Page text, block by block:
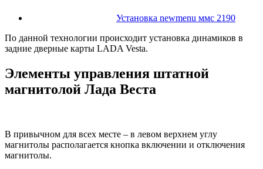
Установка newmenu ммс 2190
По данной технологии происходит установка динамиков в
задние дверные карты LADA Vesta.
Элементы управления штатной
магнитолой Лада Веста
В привычном для всех месте – в левом верхнем углу
магнитолы располагается кнопка включении и отключения
магнитолы.